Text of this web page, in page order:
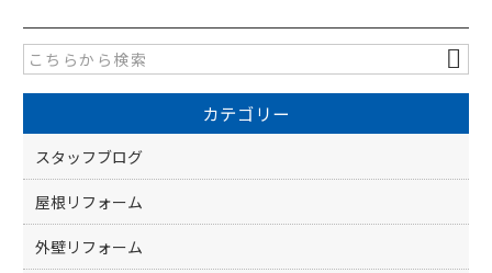
e
b
o
o
k
er
カテゴリー
スタッフブログ
屋根リフォーム
外壁リフォーム